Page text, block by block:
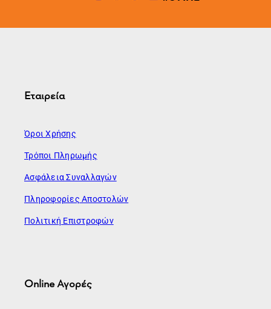
Εταιρεία
Όροι Χρήσης
Τρόποι Πληρωμής
Ασφάλεια Συναλλαγών
Πληροφορίες Αποστολών
Πολιτική Επιστροφών
Online Αγορές